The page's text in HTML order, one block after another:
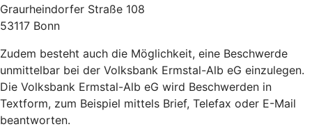
Graurheindorfer Straße 108
53117 Bonn
Zudem besteht auch die Möglichkeit, eine Beschwerde
unmittelbar bei der Volksbank Ermstal-Alb eG einzulegen.
Die Volksbank Ermstal-Alb eG wird Beschwerden in
Textform, zum Beispiel mittels Brief, Telefax oder E-Mail
beantworten.